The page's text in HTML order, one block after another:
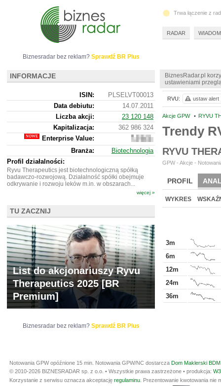
BiznesRadar.pl
ustawieniami
Akcje GPW • RYVU
Trendy
RYVU
GPW - Akcje -
PROFIL
WYCENA BR
WYKRES
3m
6m
12m
24m
36m
RVU: ustaw alert
Biznesradar bez reklam? Sprawdź BR Plus
INFORMACJE
ISIN:
PLSELVT00013
Data debiutu:
14.07.2011
Liczba akcji:
23 120 148
Kapitalizacja:
362 986 324
Enterprise Value:
933
324
Branża:
Biotechnologia
Profil działalności:
Ryvu Therapeutics jest biotechnologiczną spółką
badawczo-rozwojową. Działalność spółki obejmuje
odkrywanie i rozwoju leków m.in. w obszarach...
więcej »
TU ZACZNIJ
List do akcjonariuszy Ryvu
Therapeutics 2025 [BR
Premium]
Biznesradar bez reklam? Sprawdź BR Plus
Trwa łączenie z
RADAR
Notowania GPW opóźnione 15 min. Notowania GPW/NC dostarcza Dom Maklerski
© 2010-2026 BIZNESRADAR sp. z o.o. • Wszystkie prawa zastrzeżone • produkcja:
Korzystanie z serwisu oznacza akceptację regulaminu . Prezentowanie kwotowania